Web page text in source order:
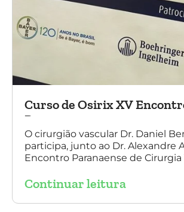
Curso de Osirix XV
Paranaense
O cirurgião vascular Dr. Daniel
participa, junto ao Dr. Alexandre
Encontro Paranaense de Cirurgia
Continuar leitura